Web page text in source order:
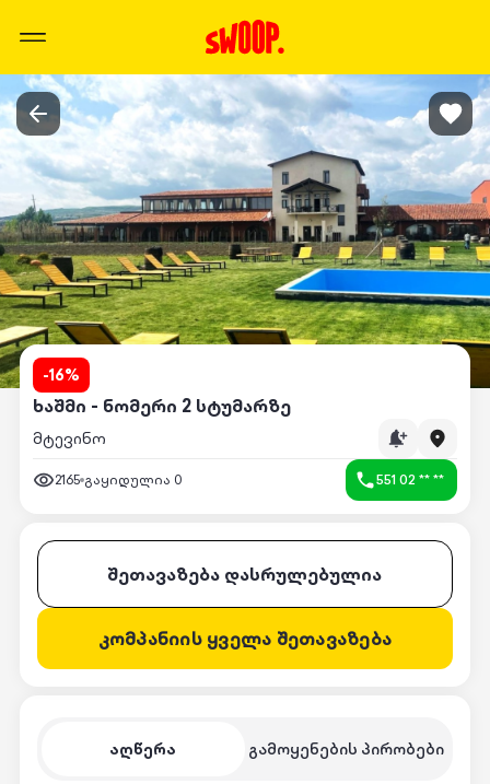
-16%
ხაშმი - ნომერი 2 სტუმარზე
მტევინო
2165 გაყიდულია 0 551 02 ** **
აღწერა გამოყენების პირობები
შეთავაზება დასრულებულია
კომპანიის ყველა შეთავაზება